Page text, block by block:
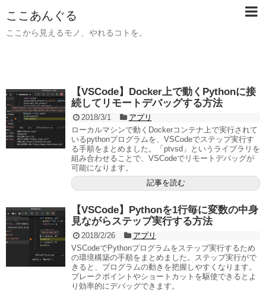
ここあんぐる
ここから見えるモノ、やれるコトを。
【VSCode】Docker上で動くPythonに接
続してリモートデバッグする方法
2018/3/1
アプリ
ローカルマシンで動くDockerコンテナ上で実行されて
いるpythonプログラムを、VSCodeでステップ実行す
る手順をまとめました。「ptvsd」というライブラリを
組み合わせることで、VSCodeでリモートデバッグが
可能になります。
記事を読む
【VSCode】Pythonを1行毎に変数の中身
見ながらステップ実行する方法
2018/2/26
アプリ
VSCodeでPythonプログラムをステップ実行するため
の環境構築の手順をまとめました。ステップ実行がで
きると、プログラムの動きを把握しやすくなります。
ブレークポイントやショートカットを駆使できるとよ
り効率的にデバッグできます。